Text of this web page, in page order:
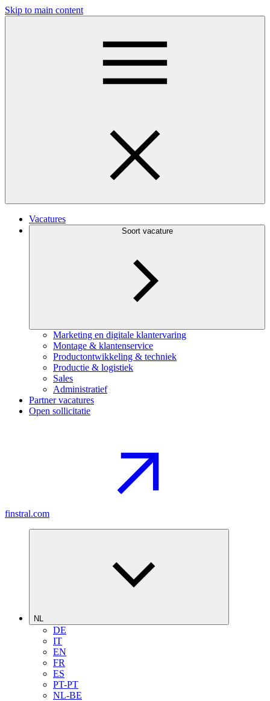
Skip to main content
Vacatures
Soort vacature
Marketing en digitale klantervaring
Montage & klantenservice
Productontwikkeling & techniek
Productie & logistiek
Sales
Administratief
Partner vacatures
Open sollicitatie
finstral.com
NL
DE
IT
EN
FR
ES
PT-PT
NL-BE